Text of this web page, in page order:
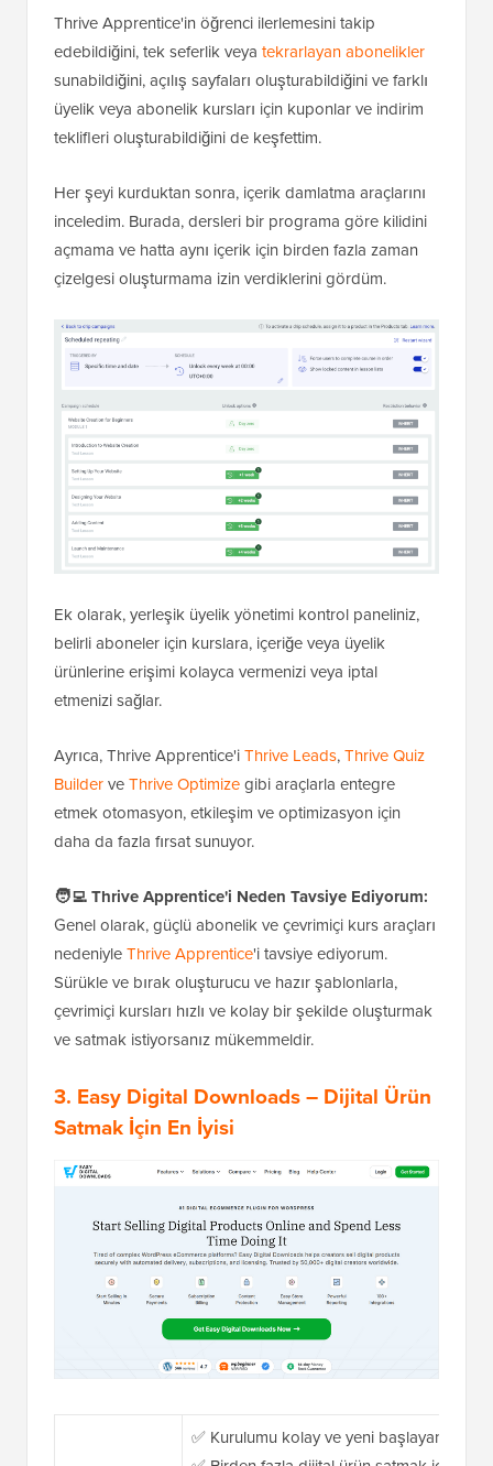
Thrive Apprentice'in öğrenci ilerlemesini takip
edebildiğini, tek seferlik veya tekrarlayan abonelikler
sunabildiğini, açılış sayfaları oluşturabildiğini ve farklı
üyelik veya abonelik kursları için kuponlar ve indirim
teklifleri oluşturabildiğini de keşfettim.
Her şeyi kurduktan sonra, içerik damlatma araçlarını
inceledim. Burada, dersleri bir programa göre kilidini
açmama ve hatta aynı içerik için birden fazla zaman
çizelgesi oluşturmama izin verdiklerini gördüm.
Ek olarak, yerleşik üyelik yönetimi kontrol paneliniz,
belirli aboneler için kurslara, içeriğe veya üyelik
ürünlerine erişimi kolayca vermenizi veya iptal
etmenizi sağlar.
Ayrıca, Thrive Apprentice'iThrive Leads,Thrive Quiz
BuilderveThrive Optimizegibi araçlarla entegre
etmek otomasyon, etkileşim ve optimizasyon için
daha da fazla fırsat sunuyor.
🧑‍💻Thrive Apprentice'i Neden Tavsiye Ediyorum:
Genel olarak, güçlü abonelik ve çevrimiçi kurs araçları
nedeniyleThrive Apprentice'i tavsiye ediyorum.
Sürükle ve bırak oluşturucu ve hazır şablonlarla,
çevrimiçi kursları hızlı ve kolay bir şekilde oluşturmak
ve satmak istiyorsanız mükemmeldir.
3. Easy Digital Downloads– Dijital Ürün
Satmak İçin En İyisi
✅ Kurulumu kolay ve yeni başlayan dostu